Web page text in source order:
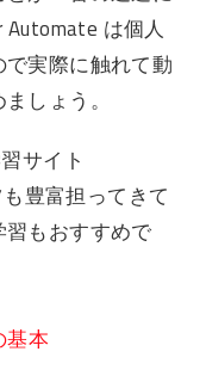
Automate は個人
実際に触れて動
しょう。
サイト
豊富担ってきて
もおすすめで
本